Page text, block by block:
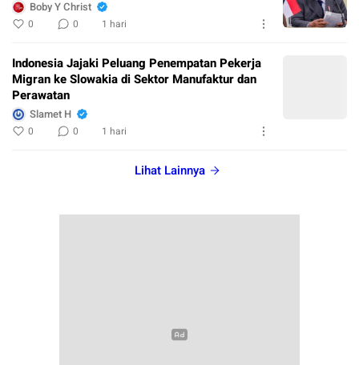
Boby Y Christ
0 0 1 hari
Indonesia Jajaki Peluang Penempatan Pekerja
Migran ke Slowakia di Sektor Manufaktur dan
Perawatan
Slamet H
0 0 1 hari
Lihat Lainnya